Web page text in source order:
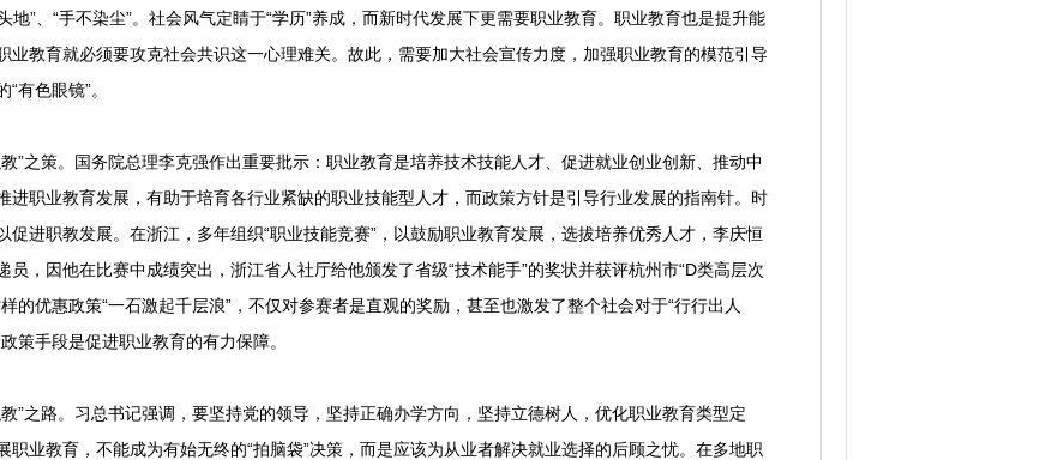
地”、“手不染尘”。社会风气定睛于“学历”养成，而新时代发展下更需要职业教育。职业教育也是提升能
业教育就必须要攻克社会共识这一心理难关。故此，需要加大社会宣传力度，加强职业教育的模范引导
有色眼镜”。
之策。国务院总理李克强作出重要批示：职业教育是培养技术技能人才、促进就业创业创新、推动中
进职业教育发展，有助于培育各行业紧缺的职业技能型人才，而政策方针是引导行业发展的指南针。时
促进职教发展。在浙江，多年组织“职业技能竞赛”，以鼓励职业教育发展，选拔培养优秀人才，李庆恒
，因他在比赛中成绩突出，浙江省人社厅给他颁发了省级“技术能手”的奖状并获评杭州市“D类高层次
的优惠政策“一石激起千层浪”，不仅对参赛者是直观的奖励，甚至也激发了整个社会对于“行行出人
策手段是促进职业教育的有力保障。
之路。习总书记强调，要坚持党的领导，坚持正确办学方向，坚持立德树人，优化职业教育类型定
职业教育，不能成为有始无终的“拍脑袋”决策，而是应该为从业者解决就业选择的后顾之忧。在多地职